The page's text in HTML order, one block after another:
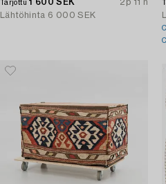
Tarjottu1 600 SEK
2p 11 h
Lähtöhinta 6 000 SEK